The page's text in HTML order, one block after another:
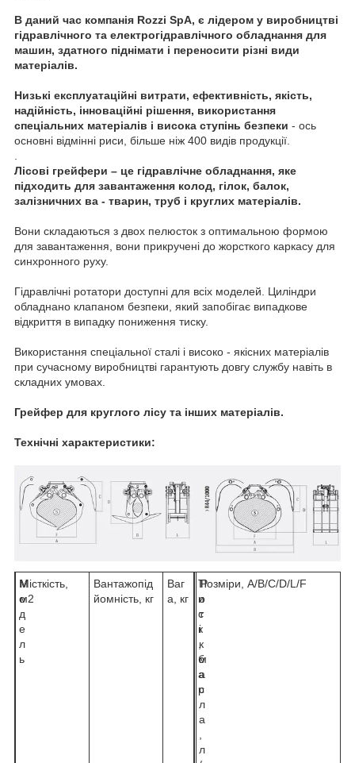
В даний час компанія Rozzi SpA, є лідером у виробництві
гідравлічного та електрогідравлічного обладнання для
машин, здатного піднімати і переносити різні види
матеріалів.
Низькі експлуатаційні витрати, ефективність, якість,
надійність, інноваційні рішення, використання
спеціальних матеріалів і висока ступінь безпеки - ось
основні відмінні риси, більше ніж 400 видів продукції.
Лісові грейфери – це гідравлічне обладнання, яке
підходить для завантаження колод, гілок, балок,
залізничних ва - тварин, труб і круглих матеріалів.
Вони складаються з двох пелюсток з оптимальною формою
для завантаження, вони прикручені до жорсткого каркасу для
синхронного руху.
Гідравлічні ротатори доступні для всіх моделей. Циліндри
обладнано клапаном безпеки, який запобігає випадкове
відкриття в випадку пониження тиску.
Використання спеціальної сталі і високо - якісних матеріалів
при сучасному виробництві гарантують довгу службу навіть в
складних умовах.
Грейфер для круглого лісу та інших матеріалів.
Технічні характеристики:
М
о
д
е
л
ь
Місткість,
м2
Вантажопід
йомність, кг
Ваг
а, кг
Т
и
с
к
,
б
а
р
П
о
т
і
к
м
а
с
л
а
л
Розміри, A/B/C/D/L/F